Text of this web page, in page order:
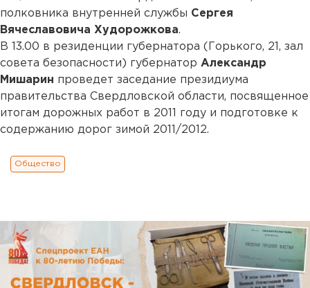
полковника внутренней службы Сергея
Вячеславовича Худорожкова.
В 13.00 в резиденции губернатора (Горького, 21, зал
совета безопасности) губернатор Александр
Мишарин проведет заседание президиума
правительства Свердловской области, посвященное
итогам дорожных работ в 2011 году и подготовке к
содержанию дорог зимой 2011/2012.
Общество